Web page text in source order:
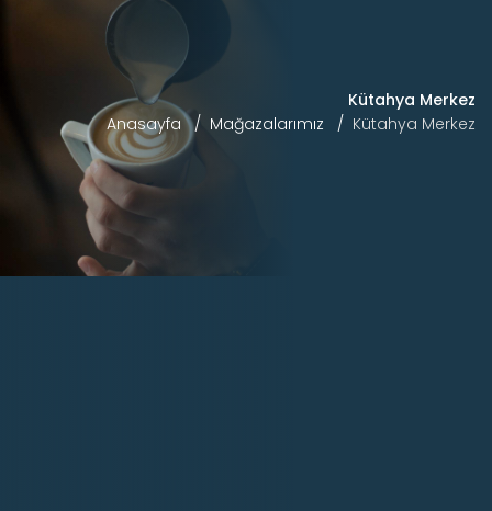
Kütahya Merkez
Anasayfa
Mağazalarımız Kütahya Merkez